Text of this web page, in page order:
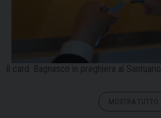
Il card. Bagnasco in preghiera al Santuario
MOSTRA TUTTO